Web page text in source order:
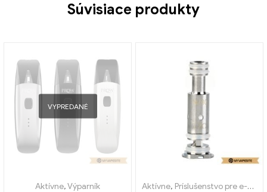
Súvisiace produkty
VYPREDANÉ
Aktívne,Výparník
Aktívne, Príslušenstvo pre e-cigarety